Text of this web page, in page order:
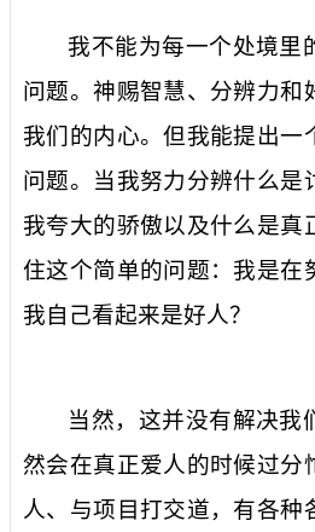
我不能为每一个处境里
问题。神赐智慧、分辨力和
我们的内心。但我能提出一
问题。当我努力分辨什么是
我夸大的骄傲以及什么是真
住这个简单的问题： 我是在
我自己看起来是好人？
当然，这并没有解决我
然会在真正爱人的时候过分
人、与项目打交道，有各种